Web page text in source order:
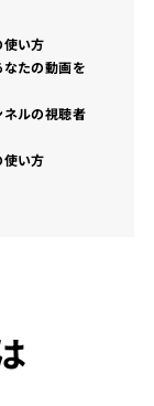
い方
たの動画を
ルの視聴者
い方